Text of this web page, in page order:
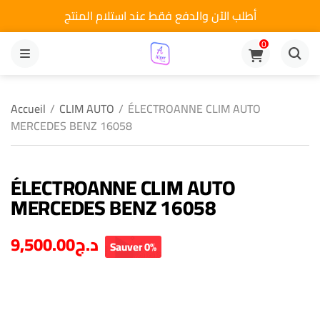
أطلب الآن والدفع فقط عند استلام المنتج
MENU
0
Accueil / CLIM AUTO / ÉLECTROANNE CLIM AUTO
MERCEDES BENZ 16058
ÉLECTROANNE CLIM AUTO
MERCEDES BENZ 16058
د.ج9,500.00 Sauver 0%